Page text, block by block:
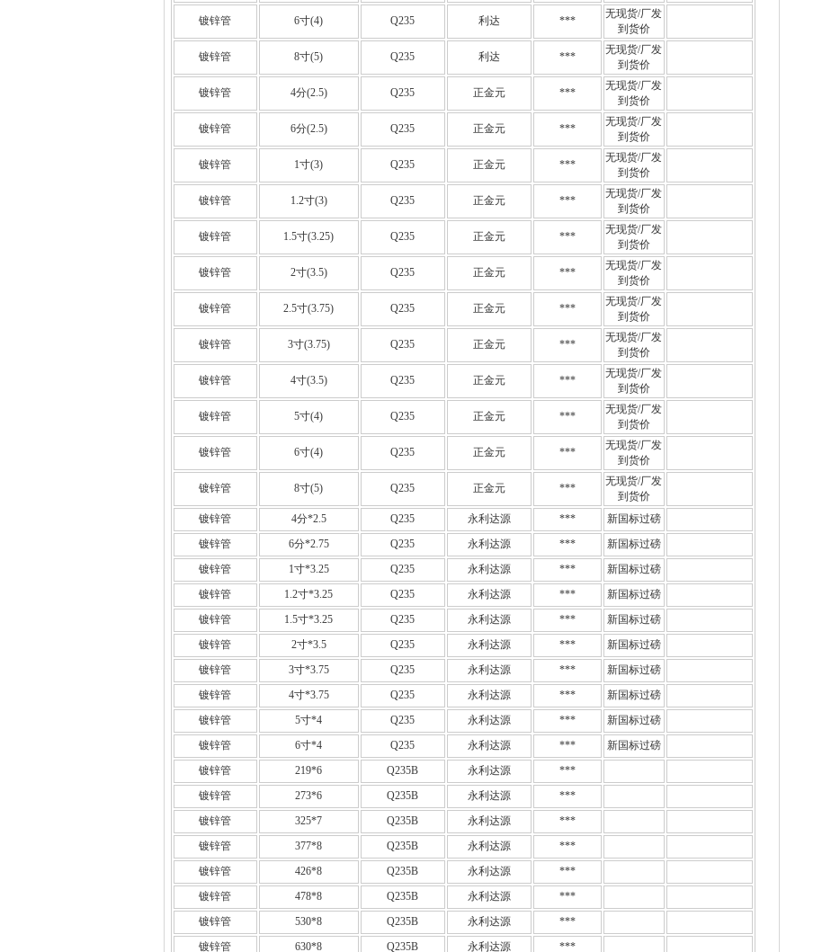
镀锌管 6寸(4) Q235 利达 ***
无现货/厂发
到货价
镀锌管 8寸(5) Q235 利达 ***
无现货/厂发
到货价
镀锌管 4分(2.5) Q235 正金元 ***
无现货/厂发
到货价
镀锌管 6分(2.5) Q235 正金元 ***
无现货/厂发
到货价
镀锌管 1寸(3) Q235 正金元 ***
无现货/厂发
到货价
镀锌管 1.2寸(3) Q235 正金元 ***
无现货/厂发
到货价
镀锌管 1.5寸(3.25) Q235 正金元 ***
无现货/厂发
到货价
镀锌管 2寸(3.5) Q235 正金元 ***
无现货/厂发
到货价
镀锌管 2.5寸(3.75) Q235 正金元 ***
无现货/厂发
到货价
镀锌管 3寸(3.75) Q235 正金元 ***
无现货/厂发
到货价
镀锌管 4寸(3.5) Q235 正金元 ***
无现货/厂发
到货价
镀锌管 5寸(4) Q235 正金元 ***
无现货/厂发
到货价
镀锌管 6寸(4) Q235 正金元 ***
无现货/厂发
到货价
镀锌管 8寸(5) Q235 正金元 ***
无现货/厂发
到货价
镀锌管
4分*2.5 Q235 永利达源 ***
新国标过磅
镀锌管
6分*2.75 Q235 永利达源 ***
新国标过磅
镀锌管
1寸*3.25 Q235 永利达源 ***
新国标过磅
镀锌管
1.2寸*3.25 Q235 永利达源 ***
新国标过磅
镀锌管
1.5寸*3.25 Q235 永利达源 ***
新国标过磅
镀锌管
2寸*3.5 Q235 永利达源 ***
新国标过磅
镀锌管
3寸*3.75 Q235 永利达源 ***
新国标过磅
镀锌管
4寸*3.75 Q235 永利达源 ***
新国标过磅
镀锌管
5寸*4 Q235 永利达源 ***
新国标过磅
镀锌管
6寸*4 Q235 永利达源 ***
新国标过磅
镀锌管
219*6 Q235B 永利达源
***
镀锌管
273*6 Q235B 永利达源
***
镀锌管
325*7 Q235B 永利达源
***
镀锌管
377*8 Q235B 永利达源
***
镀锌管
426*8 Q235B 永利达源
***
镀锌管
478*8 Q235B 永利达源
***
镀锌管
530*8 Q235B 永利达源
***
镀锌管
630*8 Q235B 永利达源 ***